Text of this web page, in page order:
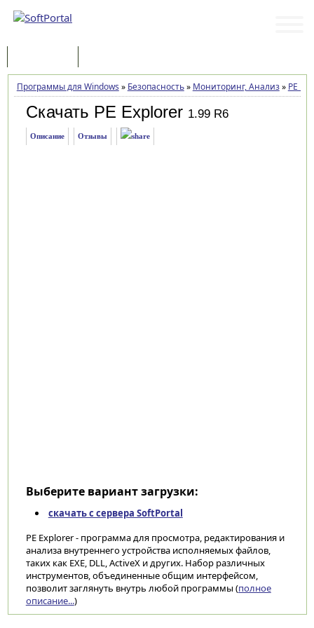
Программы для Windows » Безопасность» Мониторинг, Анализ» PE
Скачать PE Explorer 1.99 R6
Описание Отзывы
Выберите вариант загрузки:
скачать с сервера SoftPortal
PE Explorer - программа для просмотра, редактирования и
анализа внутреннего устройства исполняемых файлов,
таких как EXE, DLL, ActiveX и других. Набор различных
инструментов, объединенные общим интерфейсом,
позволит заглянуть внутрь любой программы (полное
описание...)